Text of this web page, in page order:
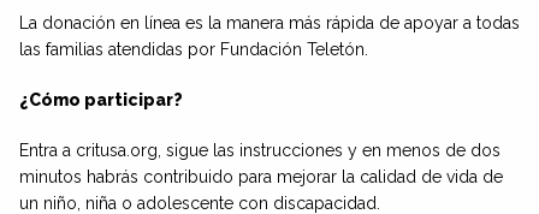
La donación en línea es la manera más rápida de apoyar a todas
las familias atendidas por Fundación Teletón.
¿Cómo participar?
Entra a critusa.org, sigue las instrucciones y en menos de dos
minutos habrás contribuido para mejorar la calidad de vida de
un niño, niña o adolescente con discapacidad.